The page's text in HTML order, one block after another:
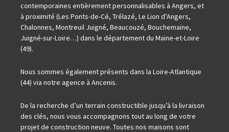
contemporaines entièrement personnalisables à Angers, et
à proximité (Les Ponts-de-Cé, Trélazé, Le Lion d’Angers,
Chalonnes, Montreuil Juigné, Beaucouzé, Bouchemaine,
Juigné-sur-Loire…) dans le département du Maine-et-Loire
(49).
Nous sommes également présents dans la Loire-Atlantique
(44) via notre agence à Ancenis.
De la recherche d’un terrain constructible jusqu’à la livraison
des clés, nous vous accompagnons tout au long de votre
projet de construction neuve. Toutes nos maisons sont